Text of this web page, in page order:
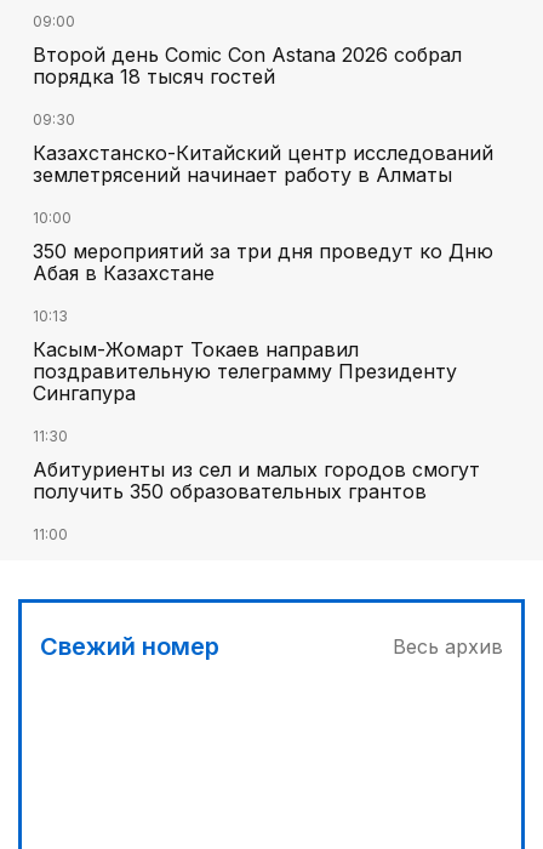
09:00
Второй день Comic Con Astana 2026 собрал
порядка 18 тысяч гостей
09:30
Казахстанско-Китайский центр исследований
землетрясений начинает работу в Алматы
10:00
350 мероприятий за три дня проведут ко Дню
Абая в Казахстане
10:13
Касым-Жомарт Токаев направил
поздравительную телеграмму Президенту
Сингапура
11:30
Абитуриенты из сел и малых городов смогут
получить 350 образовательных грантов
11:00
МЧС запустило новые станции мониторинга
Свежий номер Весь архив